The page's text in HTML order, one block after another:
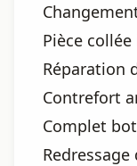
Pièce
Réparation
Contrefort
Complet